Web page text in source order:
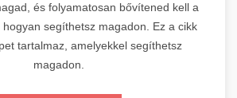
és folyamatosan bővítened kell a
segíthetsz magadon. Ez a cikk
tartalmaz, amelyekkel segíthetsz
magadon.